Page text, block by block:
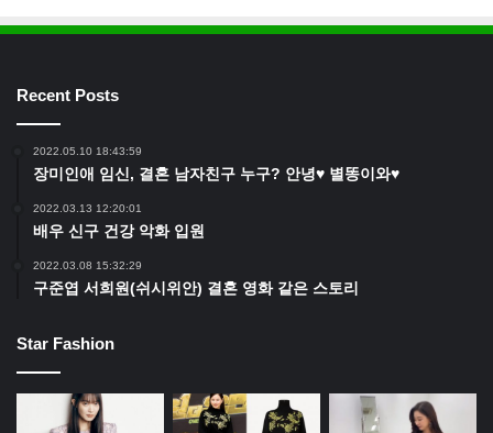
Recent Posts
2022.05.10 18:43:59
장미인애 임신, 결혼 남자친구 누구? 안녕♥ 별똥이와♥
2022.03.13 12:20:01
배우 신구 건강 악화 입원
2022.03.08 15:32:29
구준엽 서희원(쉬시위안) 결혼 영화 같은 스토리
Star Fashion